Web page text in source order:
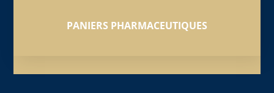
PANIERS PHARMACEUTIQUES